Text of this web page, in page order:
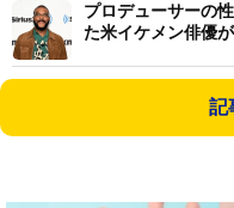
プロデューサーの
た米イケメン俳優
記